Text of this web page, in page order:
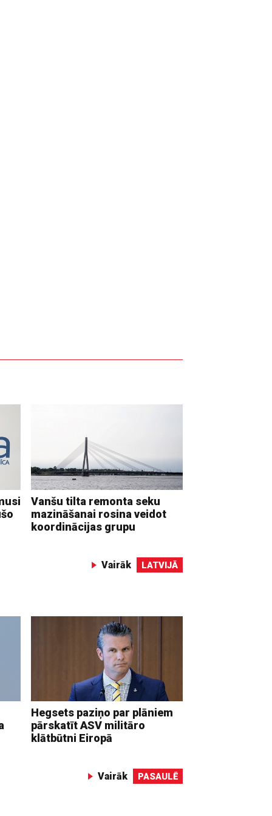
Vanšu tilta remonta seku
mazināšanai rosina veidot
koordinācijas grupu
Vairāk LATVIJĀ
Hegsets paziņo par plāniem
pārskatīt ASV militāro
klātbūtni Eiropā
Vairāk PASAULĒ